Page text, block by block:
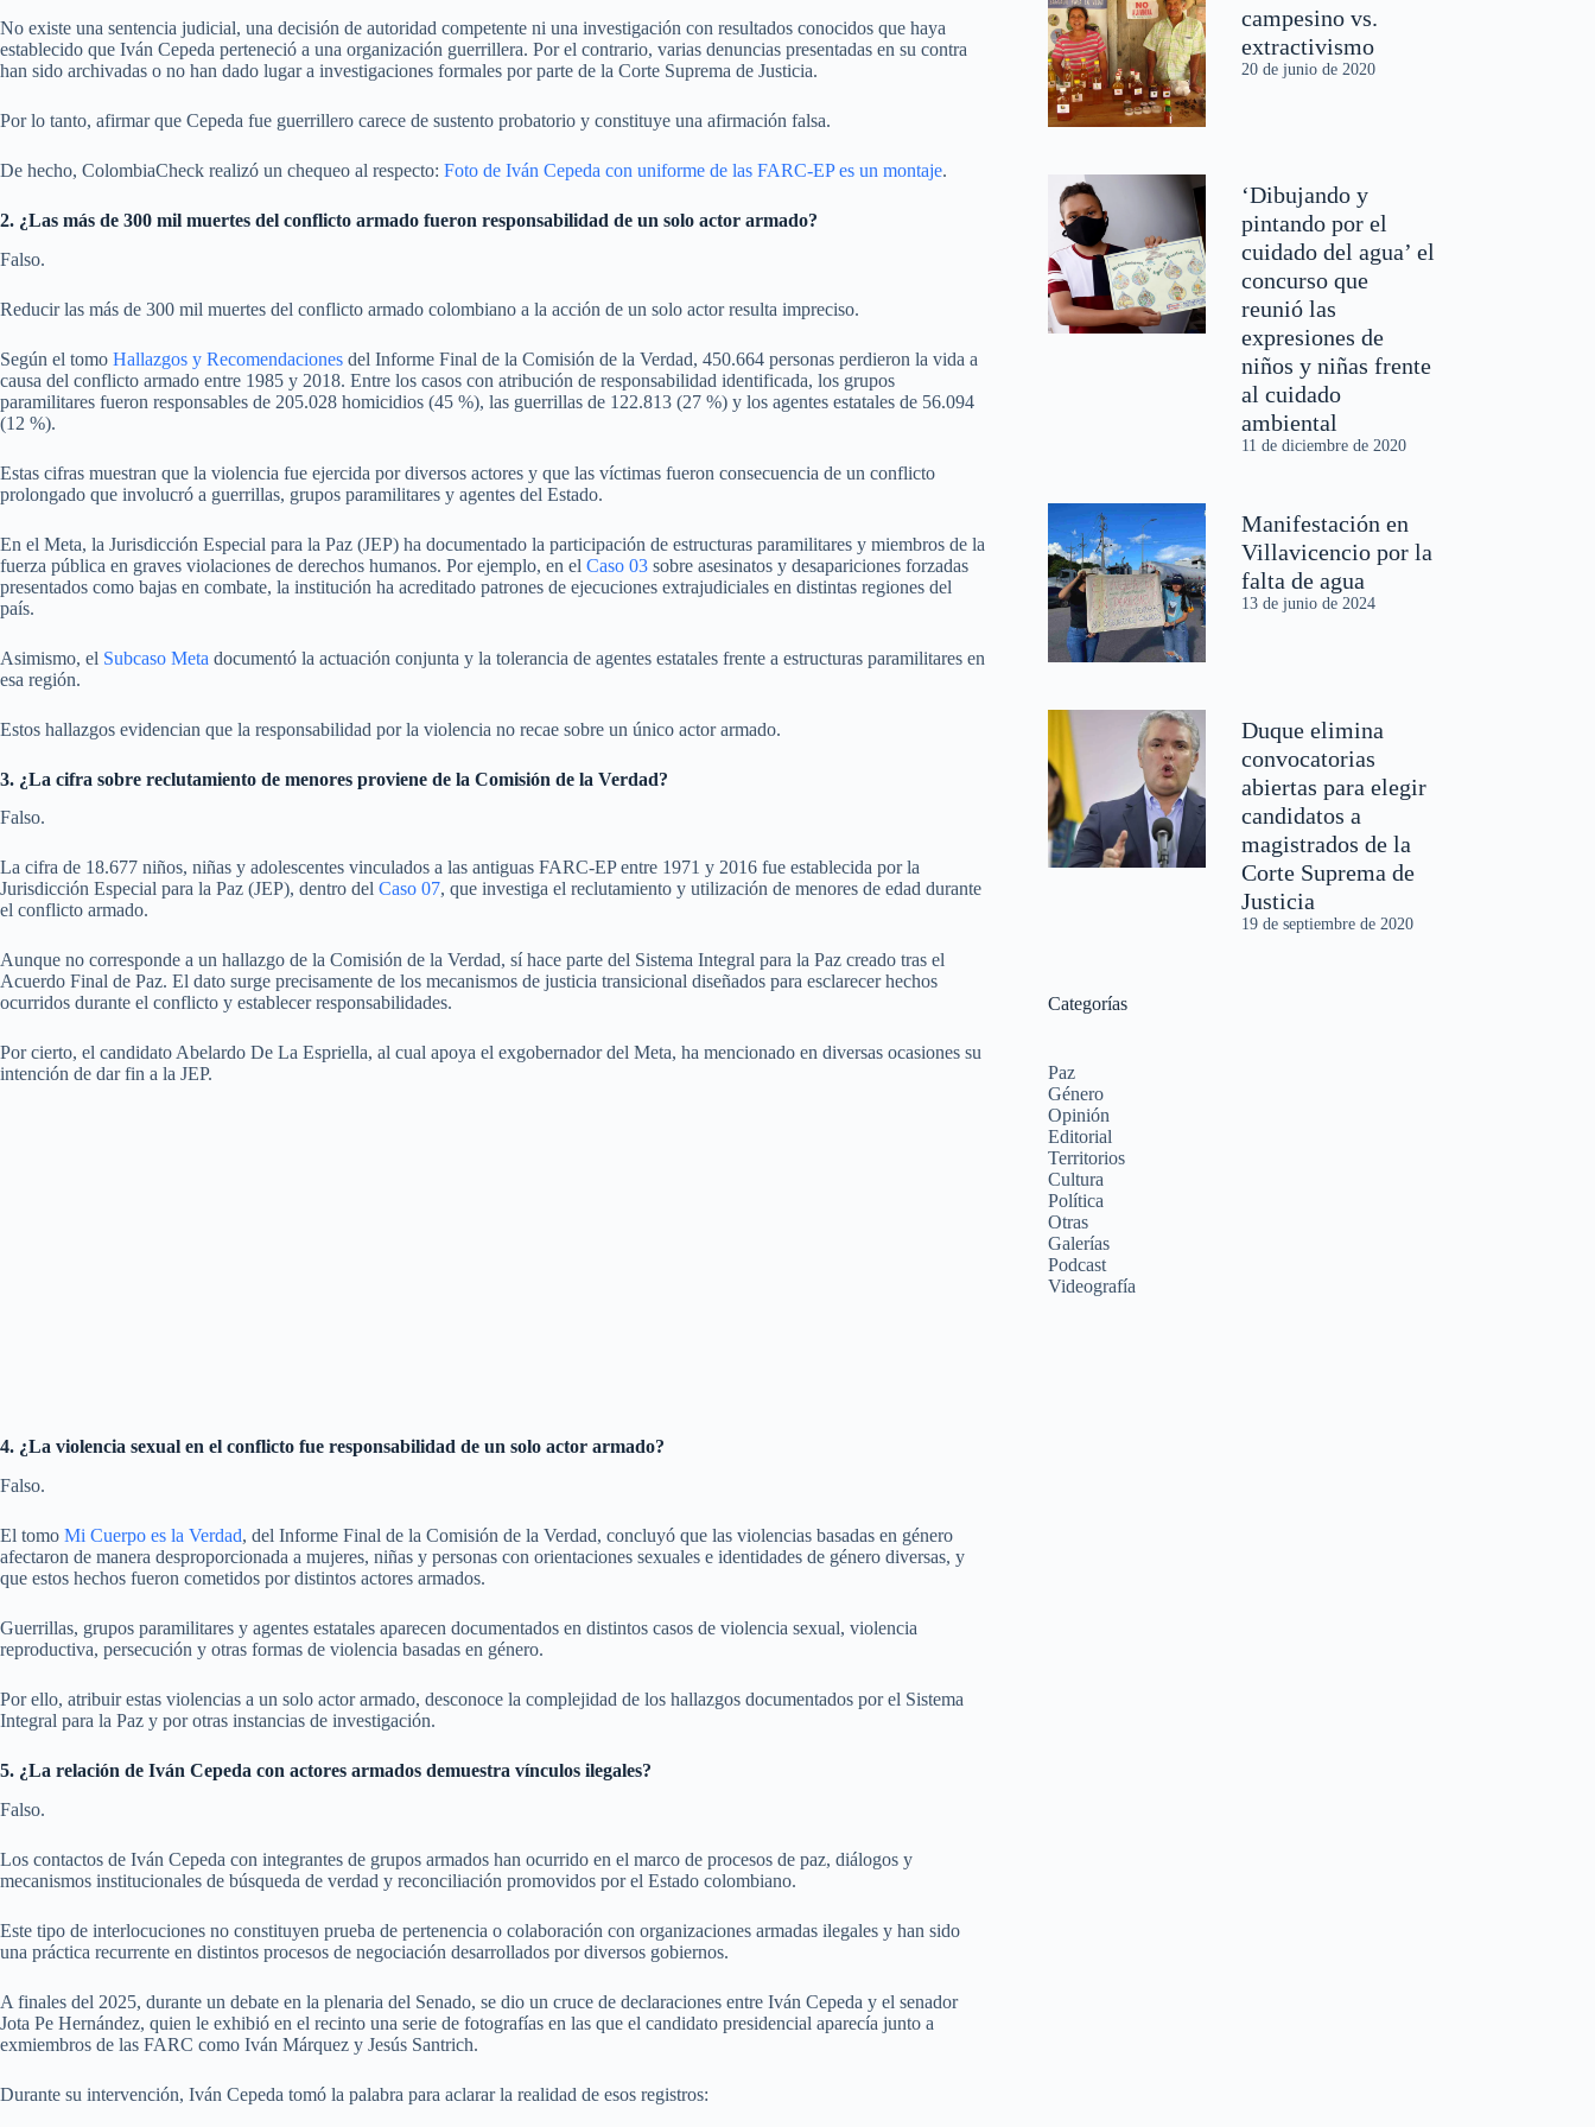
No existe una sentencia judicial, una decisión de autoridad competente ni una investigación con resultados conocidos que haya
establecido que Iván Cepeda perteneció a una organización guerrillera. Por el contrario, varias denuncias presentadas en su contra
han sido archivadas o no han dado lugar a investigaciones formales por parte de la Corte Suprema de Justicia.
Por lo tanto, afirmar que Cepeda fue guerrillero carece de sustento probatorio y constituye una afirmación falsa.
De hecho, ColombiaCheck realizó un chequeo al respecto: Foto de Iván Cepeda con uniforme de las FARC-EP es un montaje.
2. ¿Las más de 300 mil muertes del conflicto armado fueron responsabilidad de un solo actor armado?
Falso.
Reducir las más de 300 mil muertes del conflicto armado colombiano a la acción de un solo actor resulta impreciso.
Según el tomo Hallazgos y Recomendaciones del Informe Final de la Comisión de la Verdad, 450.664 personas perdieron la vida a
causa del conflicto armado entre 1985 y 2018. Entre los casos con atribución de responsabilidad identificada, los grupos
paramilitares fueron responsables de 205.028 homicidios (45 %), las guerrillas de 122.813 (27 %) y los agentes estatales de 56.094
(12 %).
Estas cifras muestran que la violencia fue ejercida por diversos actores y que las víctimas fueron consecuencia de un conflicto
prolongado que involucró a guerrillas, grupos paramilitares y agentes del Estado.
En el Meta, la Jurisdicción Especial para la Paz (JEP) ha documentado la participación de estructuras paramilitares y miembros de la
fuerza pública en graves violaciones de derechos humanos. Por ejemplo, en el Caso 03 sobre asesinatos y desapariciones forzadas
presentados como bajas en combate, la institución ha acreditado patrones de ejecuciones extrajudiciales en distintas regiones del
país.
Asimismo, el Subcaso Meta documentó la actuación conjunta y la tolerancia de agentes estatales frente a estructuras paramilitares en
esa región.
Estos hallazgos evidencian que la responsabilidad por la violencia no recae sobre un único actor armado.
3. ¿La cifra sobre reclutamiento de menores proviene de la Comisión de la Verdad?
Falso.
La cifra de 18.677 niños, niñas y adolescentes vinculados a las antiguas FARC-EP entre 1971 y 2016 fue establecida por la
Jurisdicción Especial para la Paz (JEP), dentro del Caso 07, que investiga el reclutamiento y utilización de menores de edad durante
el conflicto armado.
Aunque no corresponde a un hallazgo de la Comisión de la Verdad, sí hace parte del Sistema Integral para la Paz creado tras el
Acuerdo Final de Paz. El dato surge precisamente de los mecanismos de justicia transicional diseñados para esclarecer hechos
ocurridos durante el conflicto y establecer responsabilidades.
Por cierto, el candidato Abelardo De La Espriella, al cual apoya el exgobernador del Meta, ha mencionado en diversas ocasiones su
intención de dar fin a la JEP.
4. ¿La violencia sexual en el conflicto fue responsabilidad de un solo actor armado?
Falso.
El tomo Mi Cuerpo es la Verdad, del Informe Final de la Comisión de la Verdad, concluyó que las violencias basadas en género
afectaron de manera desproporcionada a mujeres, niñas y personas con orientaciones sexuales e identidades de género diversas, y
que estos hechos fueron cometidos por distintos actores armados.
Guerrillas, grupos paramilitares y agentes estatales aparecen documentados en distintos casos de violencia sexual, violencia
reproductiva, persecución y otras formas de violencia basadas en género.
Por ello, atribuir estas violencias a un solo actor armado, desconoce la complejidad de los hallazgos documentados por el Sistema
Integral para la Paz y por otras instancias de investigación.
5. ¿La relación de Iván Cepeda con actores armados demuestra vínculos ilegales?
Falso.
Los contactos de Iván Cepeda con integrantes de grupos armados han ocurrido en el marco de procesos de paz, diálogos y
mecanismos institucionales de búsqueda de verdad y reconciliación promovidos por el Estado colombiano.
Este tipo de interlocuciones no constituyen prueba de pertenencia o colaboración con organizaciones armadas ilegales y han sido
una práctica recurrente en distintos procesos de negociación desarrollados por diversos gobiernos.
A finales del 2025, durante un debate en la plenaria del Senado, se dio un cruce de declaraciones entre Iván Cepeda y el senador
Jota Pe Hernández, quien le exhibió en el recinto una serie de fotografías en las que el candidato presidencial aparecía junto a
exmiembros de las FARC como Iván Márquez y Jesús Santrich.
Durante su intervención, Iván Cepeda tomó la palabra para aclarar la realidad de esos registros:
campesino vs.
extractivismo
20 de junio de 2020
‘Dibujando y
pintando por el
cuidado del agua’ el
concurso que
reunió las
expresiones de
niños y niñas frente
al cuidado
ambiental
11 de diciembre de 2020
Manifestación en
Villavicencio por la
falta de agua
13 de junio de 2024
Duque elimina
convocatorias
abiertas para elegir
candidatos a
magistrados de la
Corte Suprema de
Justicia
19 de septiembre de 2020
Categorías
Paz
Género
Opinión
Editorial
Territorios
Cultura
Política
Otras
Galerías
Podcast
Videografía